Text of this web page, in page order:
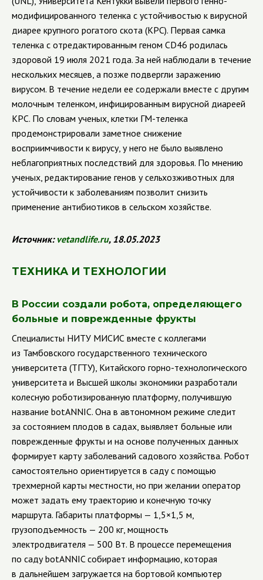
модифицированного теленка с устойчивостью к вирусной
диарее крупного рогатого скота (КРС). Первая самка
теленка с отредактированным геном CD46 родилась
здоровой 19 июля 2021 года. За ней наблюдали в течение
нескольких месяцев, а позже подвергли заражению
вирусом. В течение недели ее содержали вместе с другим
молочным теленком, инфицированным вирусной диареей
КРС. По словам ученых, клетки ГМ-теленка
продемонстрировали заметное снижение
восприимчивости к вирусу, у него не было выявлено
неблагоприятных последствий для здоровья. По мнению
ученых, редактирование генов у сельхозживотных для
устойчивости к заболеваниям позволит снизить
применение антибиотиков в сельском хозяйстве.
Источник: vetandlife.ru, 18.05.2023
ТЕХНИКА И ТЕХНОЛОГИИ
В России создали робота, определяющего
больные и поврежденные фрукты
Специалисты НИТУ МИСИС вместе с коллегами
из Тамбовского государственного технического
университета (ТГТУ), Китайского горно-технологического
университета и Высшей школы экономики разработали
колесную роботизированную платформу, получившую
название botANNIC. Она в автономном режиме следит
за состоянием плодов в садах, выявляет больные или
поврежденные фрукты и на основе полученных данных
формирует карту заболеваний садового хозяйства. Робот
самостоятельно ориентируется в саду с помощью
трехмерной карты местности, но при желании оператор
может задать ему траекторию и конечную точку
маршрута. Габариты платформы — 1,5×1,5 м,
грузоподъемность — 200 кг, мощность
электродвигателя — 500 Вт. В процессе перемещения
по саду botANNIC собирает информацию, которая
в дальнейшем загружается на бортовой компьютер